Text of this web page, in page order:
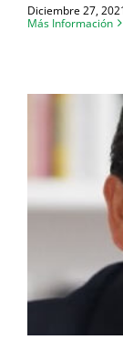
Diciembre 27,
Más Información